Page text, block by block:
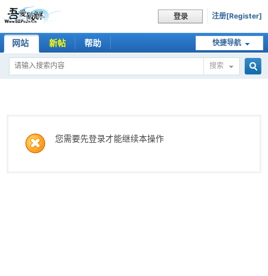
登录 注册[Register]
快捷导航
网站 新帖 帮助
搜索
您需要先登录才能继续本操作